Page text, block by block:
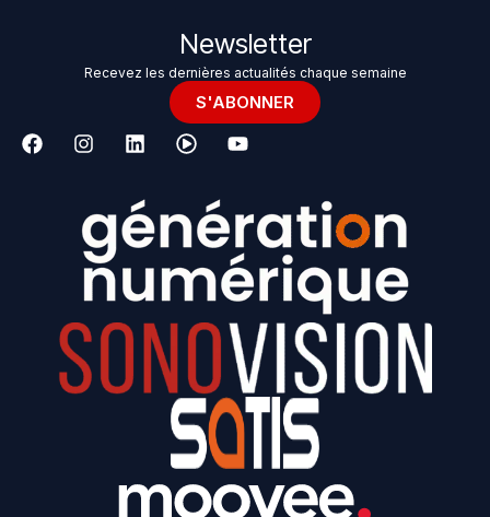
Newsletter
Recevez les dernières actualités chaque semaine
S'ABONNER